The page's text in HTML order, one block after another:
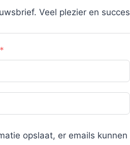
Veel plezier en succes
opslaat, er emails kunnen